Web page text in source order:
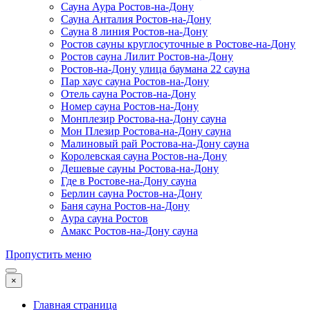
Сауна Аура Ростов-на-Дону
Сауна Анталия Ростов-на-Дону
Сауна 8 линия Ростов-на-Дону
Ростов сауны круглосуточные в Ростове-на-Дону
Ростов сауна Лилит Ростов-на-Дону
Ростов-на-Дону улица баумана 22 сауна
Пар хаус сауна Ростов-на-Дону
Отель сауна Ростов-на-Дону
Номер сауна Ростов-на-Дону
Монплезир Ростова-на-Дону сауна
Мон Плезир Ростова-на-Дону сауна
Малиновый рай Ростова-на-Дону сауна
Королевская сауна Ростов-на-Дону
Дешевые сауны Ростова-на-Дону
Где в Ростове-на-Дону сауна
Берлин сауна Ростов-на-Дону
Баня сауна Ростов-на-Дону
Аура сауна Ростов
Амакс Ростов-на-Дону сауна
Пропустить меню
×
Главная страница